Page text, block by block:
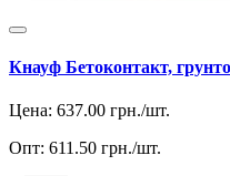
Кнауф Бетоконтакт,
Цена: 637.00 грн./шт.
Опт: 611.50 грн./шт.